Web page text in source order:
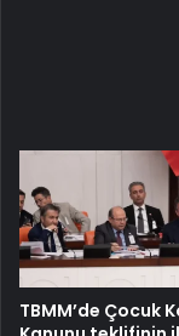
TBMM’de Çocuk